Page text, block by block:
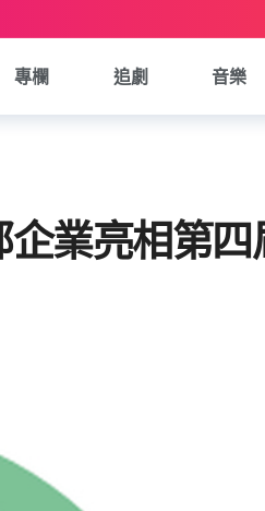
專欄 追劇 音樂
業亮相第